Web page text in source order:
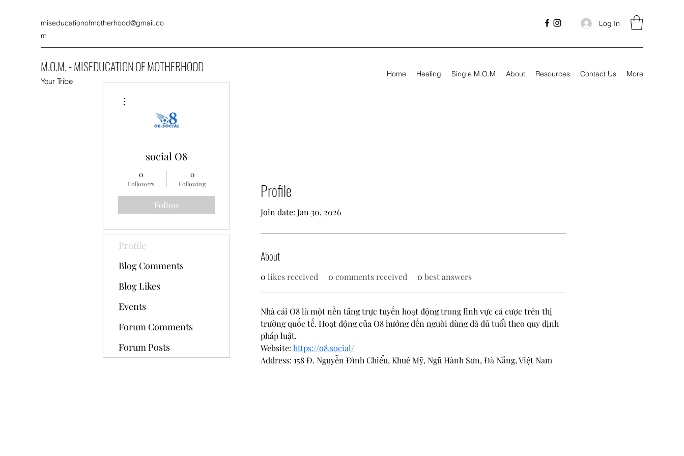
miseducationofmotherhood@gmail.co
m
Log In
M.O.M. - MISEDUCATION OF MOTHERHOOD
Your Tribe
Home Healing Single M.O.M About Resources Contact Us More
Profile
Join date: Jan 30, 2026
About
0 likes received 0 comments received 0 best answers
Nhà cái O8 là một nền tảng trực tuyến hoạt động trong lĩnh vực cá cược trên thị
trường quốc tế. Hoạt động của O8 hướng đến người dùng đã đủ tuổi theo quy định
pháp luật.
Website: https://o8.social/
Address: 158 Đ. Nguyễn Đình Chiểu, Khuê Mỹ, Ngũ Hành Sơn, Đà Nẵng, Việt Nam
social O8
0
Followers
0
Following
Follow
Profile
Blog Comments
Blog Likes
Events
Forum Comments
Forum Posts